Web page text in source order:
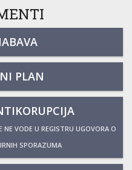
PLAN
NE VODE U REGISTRU UGOVORA O
SPORAZUMA